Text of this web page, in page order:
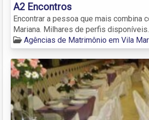
A2 Encontros
Encontrar a pessoa que mais combina
Mariana. Milhares de perfis disponíveis.
Agências de Matrimônio em Vila